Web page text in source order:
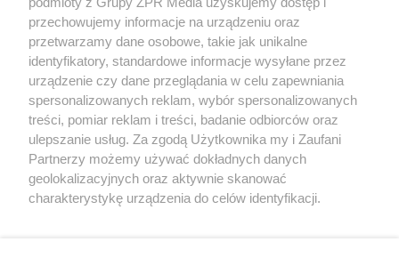
synchronicznych
przechowujemy informacje na urządzeniu oraz
przetwarzamy dane osobowe, takie jak unikalne
identyfikatory, standardowe informacje wysyłane przez
urządzenie czy dane przeglądania w celu zapewniania
spersonalizowanych reklam, wybór spersonalizowanych
treści, pomiar reklam i treści, badanie odbiorców oraz
ulepszanie usług. Za zgodą Użytkownika my i Zaufani
Partnerzy możemy używać dokładnych danych
geolokalizacyjnych oraz aktywnie skanować
charakterystykę urządzenia do celów identyfikacji.